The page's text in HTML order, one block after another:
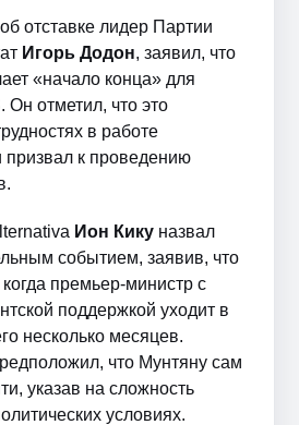
отставке лидер Партии
Игорь Додон, заявил, что
«начало конца» для
Он отметил, что это
в работе
к проведению
Ион Кику назвал
событием, заявив, что
премьер-министр с
поддержкой уходит в
несколько месяцев.
что Мунтяну сам
указав на сложность
условиях.